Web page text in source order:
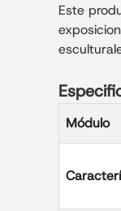
Este
Módulo